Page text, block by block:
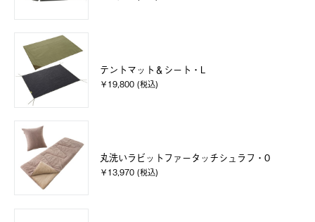
テントマット＆シート・L
￥19,800 (税込)
丸洗いラビットファータッチシュラフ・0
￥13,970 (税込)